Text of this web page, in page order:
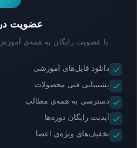
عضویت در
با عضویت رایگان به همه‌ی
دانلود فایل‌های آموزشی
پشتیبانی فنی محصولات
دسترسی به همه‌ی مطالب
آپدیت رایگان دوره‌ها
تخفیف‌های ویژه‌ی اعضا